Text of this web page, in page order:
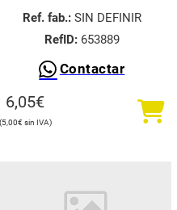
Ref. fab.:SIN DEFINIR
RefID:653889
Contactar
6,05€
5,00€